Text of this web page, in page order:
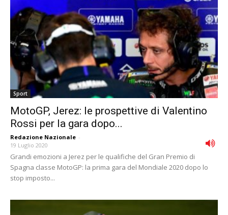
Sport
MotoGP, Jerez: le prospettive di Valentino
Rossi per la gara dopo...
Redazione Nazionale -
19 Luglio 2020
Grandi emozioni a Jerez per le qualifiche del Gran Premio di
Spagna classe MotoGP: la prima gara del Mondiale 2020 dopo lo
stop imposto...